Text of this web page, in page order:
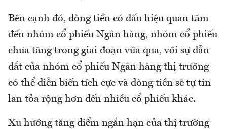
Bên cạnh đó, dòng tiền có dấu hiệu quan tâm
đến nhóm cổ phiếu Ngân hàng, nhóm cổ phiếu
chưa tăng trong giai đoạn vừa qua, với sự dẫn
dắt của nhóm cổ phiếu Ngân hàng thị trường
có thể diễn biến tích cực và dòng tiền sẽ tự tin
lan tỏa rộng hơn đến nhiều cổ phiếu khác.
Xu hướng tăng điểm ngắn hạn của thị trường